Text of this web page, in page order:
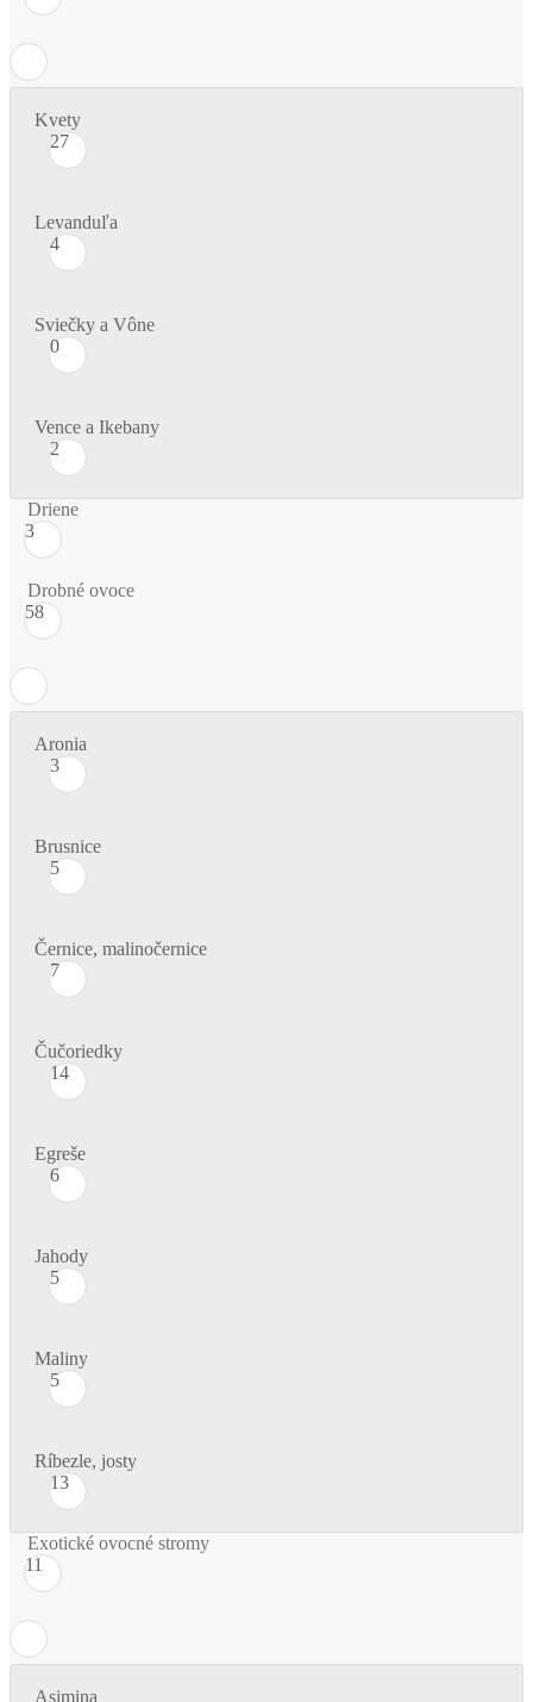
Kvety
27
Levanduľa
4
Sviečky a Vône
0
Vence a Ikebany
2
Driene
3
Drobné ovoce
58
Aronia
3
Brusnice
5
Černice, malinočernice
7
Čučoriedky
14
Egreše
6
Jahody
5
Maliny
5
Ríbezle, josty
13
Exotické ovocné stromy
11
Asimina